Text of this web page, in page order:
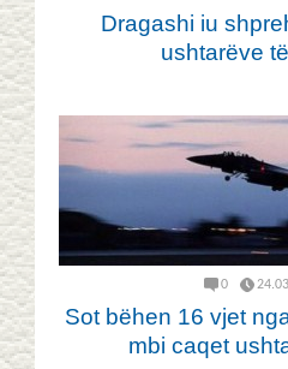
Dragashi iu
ushtarëve
0
Sot bëhen 16 vjet
mbi caqet